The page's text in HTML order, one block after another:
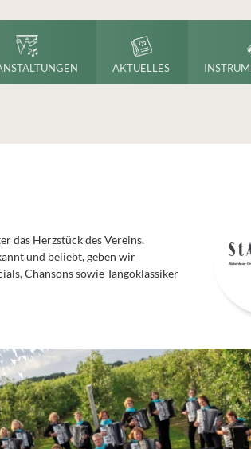
AKTUELLES
das Herzstück des Vereins.
und beliebt, geben wir
Chansons sowie Tangoklassiker